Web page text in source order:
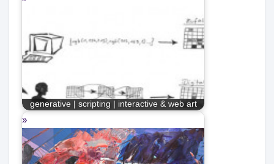
generative | scripting | interactive & web art